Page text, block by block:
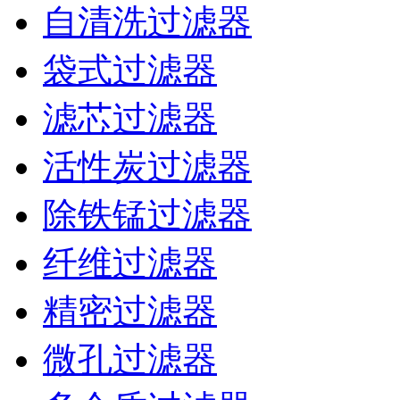
自清洗过滤器
袋式过滤器
滤芯过滤器
活性炭过滤器
除铁锰过滤器
纤维过滤器
精密过滤器
微孔过滤器